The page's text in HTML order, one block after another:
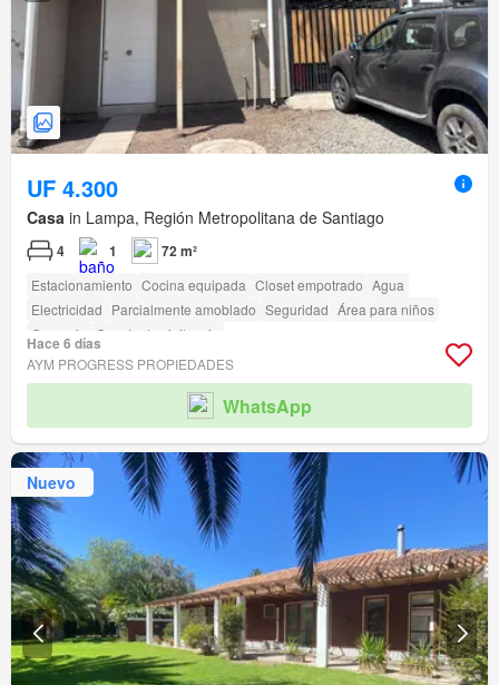
UF 4.300
Casa in Lampa, Región Metropolitana de Santiago
4 1 72 m²
Estacionamiento Cocina equipada Closet empotrado Agua
Electricidad Parcialmente amoblado Seguridad Área para niños
Conserje
Caseta de vigilancia
Hace 6 días
AYM PROGRESS PROPIEDADES
WhatsApp
Nuevo